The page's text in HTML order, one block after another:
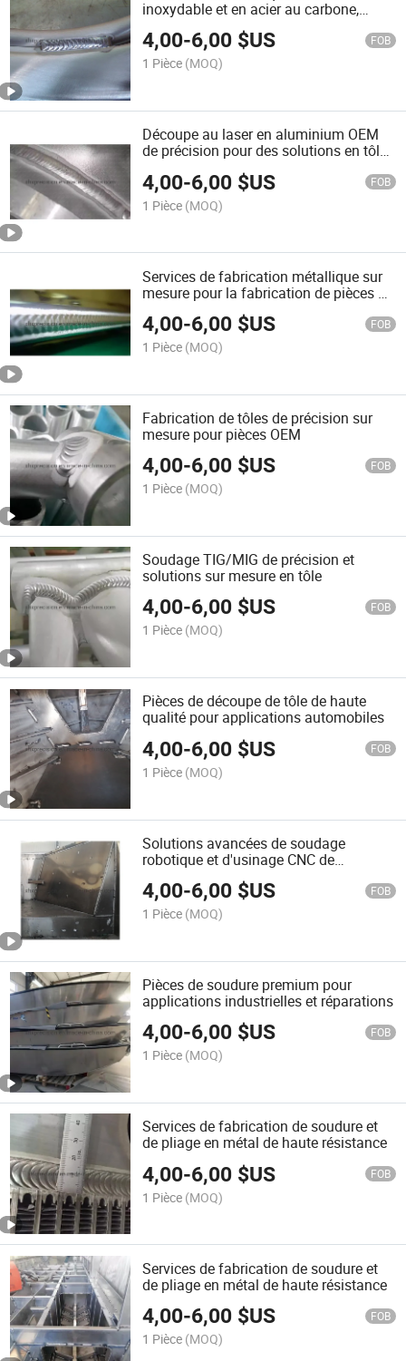
inoxydable et en acier au carbone,
découpe laser CNC, soudage TIG MIG
arc laser OEM, pièces segmentées de
robot complet
4,00-6,00 $US FOB
1 Pièce (MOQ)
Découpe au laser en aluminium OEM
de précision pour des solutions en tôle
4,00-6,00 $US FOB
1 Pièce (MOQ)
Services de fabrication métallique sur
mesure pour la fabrication de pièces de
4,00-6,00 $US FOB
1 Pièce (MOQ)
Fabrication de tôles de précision sur
mesure pour pièces OEM
4,00-6,00 $US FOB
1 Pièce (MOQ)
Soudage TIG/MIG de précision et
solutions sur mesure en tôle
4,00-6,00 $US FOB
1 Pièce (MOQ)
Pièces de découpe de tôle de haute
qualité pour applications automobiles
4,00-6,00 $US FOB
1 Pièce (MOQ)
Solutions avancées de soudage
robotique et d'usinage CNC de
4,00-6,00 $US FOB
1 Pièce (MOQ)
Pièces de soudure premium pour
applications industrielles et réparations
4,00-6,00 $US FOB
1 Pièce (MOQ)
Services de fabrication de soudure et
de pliage en métal de haute résistance
4,00-6,00 $US FOB
1 Pièce (MOQ)
Services de fabrication de soudure et
de pliage en métal de haute résistance
4,00-6,00 $US FOB
1 Pièce (MOQ)